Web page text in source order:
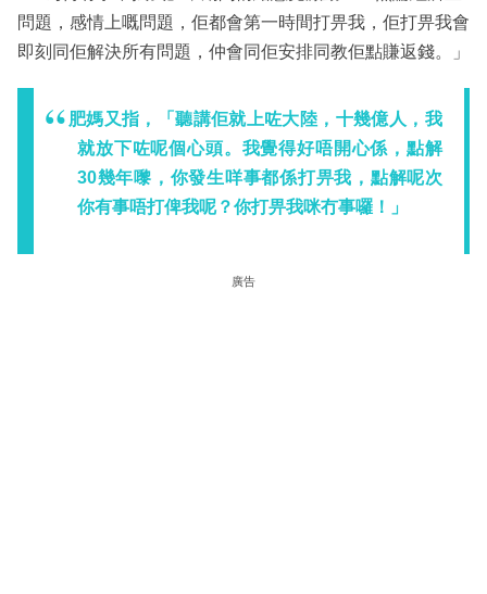
問題，感情上嘅問題，佢都會第一時間打畀我，佢打畀我會
即刻同佢解決所有問題，仲會同佢安排同教佢點賺返錢。」
肥媽又指，「聽講佢就上咗大陸，十幾億人，我
就放下咗呢個心頭。我覺得好唔開心係，點解
30幾年嚟，你發生咩事都係打畀我，點解呢次
你有事唔打俾我呢？你打畀我咪冇事囉！」
廣告